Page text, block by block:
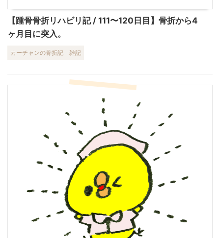
【踵骨骨折リハビリ記 / 111〜120日目】骨折から4
ヶ月目に突入。
カーチャンの骨折記 雑記